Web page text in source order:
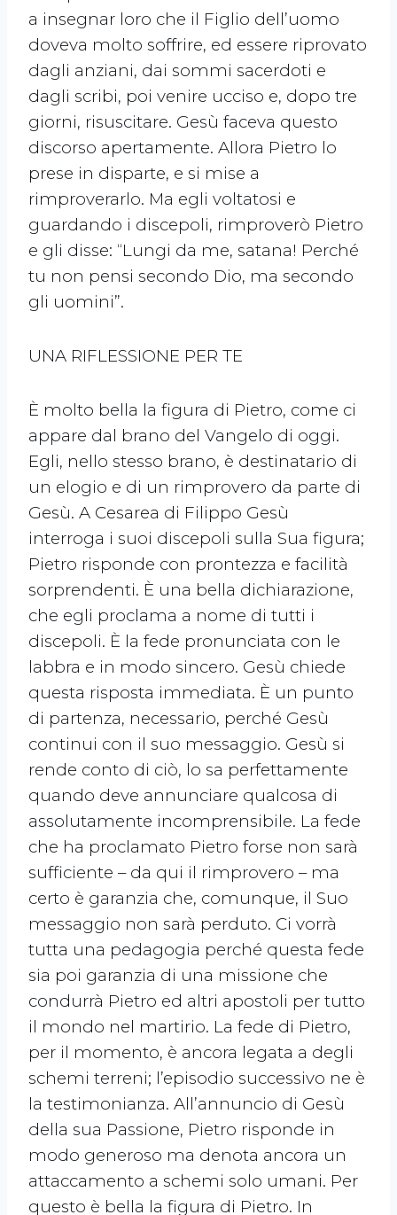
a insegnar loro che il Figlio dell’uomo
doveva molto soffrire, ed essere riprovato
dagli anziani, dai sommi sacerdoti e
dagli scribi, poi venire ucciso e, dopo tre
giorni, risuscitare. Gesù faceva questo
discorso apertamente. Allora Pietro lo
prese in disparte, e si mise a
rimproverarlo. Ma egli voltatosi e
guardando i discepoli, rimproverò Pietro
e gli disse: “Lungi da me, satana! Perché
tu non pensi secondo Dio, ma secondo
gli uomini”.
UNA RIFLESSIONE PER TE
È molto bella la figura di Pietro, come ci
appare dal brano del Vangelo di oggi.
Egli, nello stesso brano, è destinatario di
un elogio e di un rimprovero da parte di
Gesù. A Cesarea di Filippo Gesù
interroga i suoi discepoli sulla Sua figura;
Pietro risponde con prontezza e facilità
sorprendenti. È una bella dichiarazione,
che egli proclama a nome di tutti i
discepoli. È la fede pronunciata con le
labbra e in modo sincero. Gesù chiede
questa risposta immediata. È un punto
di partenza, necessario, perché Gesù
continui con il suo messaggio. Gesù si
rende conto di ciò, lo sa perfettamente
quando deve annunciare qualcosa di
assolutamente incomprensibile. La fede
che ha proclamato Pietro forse non sarà
sufficiente – da qui il rimprovero – ma
certo è garanzia che, comunque, il Suo
messaggio non sarà perduto. Ci vorrà
tutta una pedagogia perché questa fede
sia poi garanzia di una missione che
condurrà Pietro ed altri apostoli per tutto
il mondo nel martirio. La fede di Pietro,
per il momento, è ancora legata a degli
schemi terreni; l’episodio successivo ne è
la testimonianza. All’annuncio di Gesù
della sua Passione, Pietro risponde in
modo generoso ma denota ancora un
attaccamento a schemi solo umani. Per
questo è bella la figura di Pietro. In